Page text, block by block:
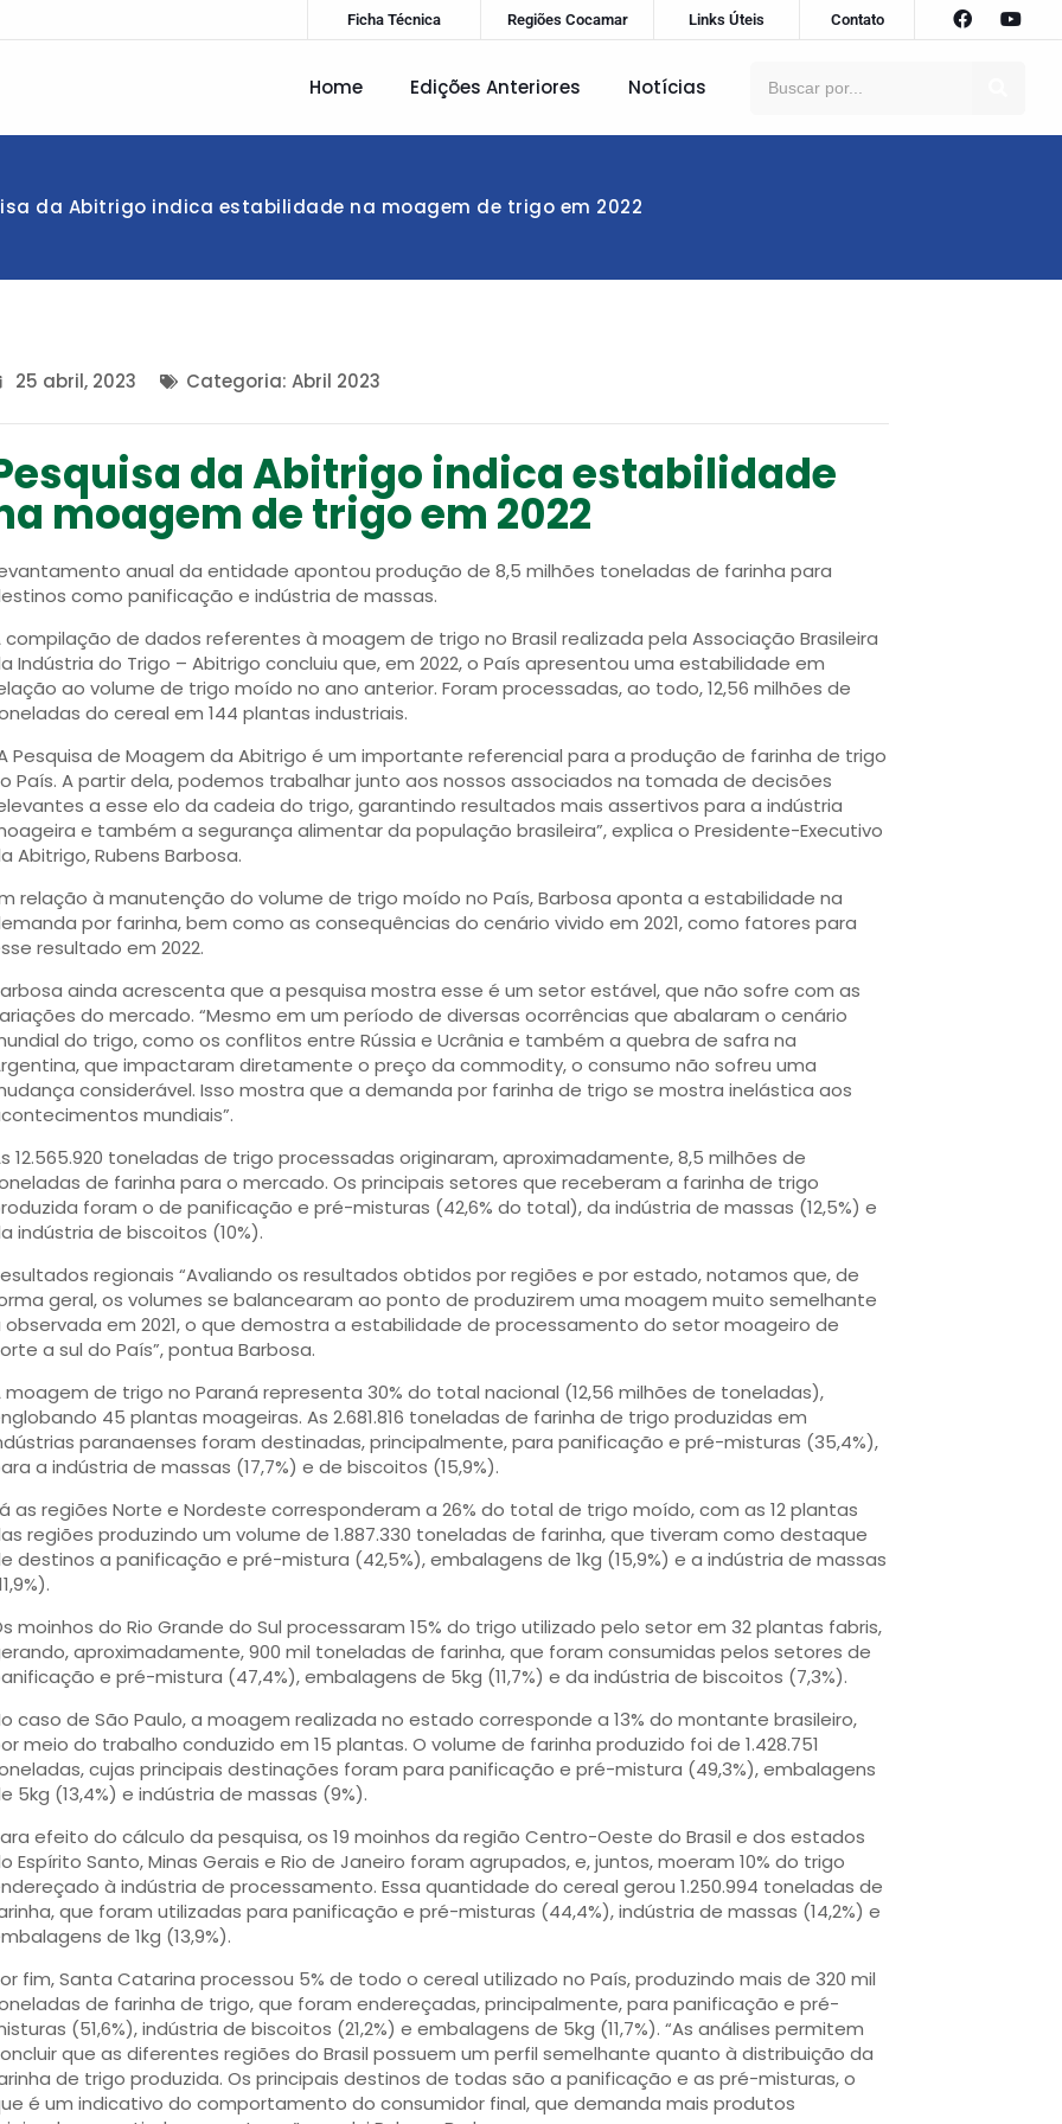
Ficha Técnica Regiões Cocamar Links Úteis Contato
Home Edições Anteriores Notícias
da Abitrigo indica estabilidade na moagem de trigo em 2022
25 abril, 2023 Categoria: Abril 2023
da Abitrigo indica estabilidade
moagem de trigo em 2022
anual da entidade apontou produção de 8,5 milhões toneladas de farinha para
como panificação e indústria de massas.
compilação de dados referentes à moagem de trigo no Brasil realizada pela Associação Brasileira
Indústria do Trigo – Abitrigo concluiu que, em 2022, o País apresentou uma estabilidade em
ao volume de trigo moído no ano anterior. Foram processadas, ao todo, 12,56 milhões de
do cereal em 144 plantas industriais.
Pesquisa de Moagem da Abitrigo é um importante referencial para a produção de farinha de trigo
País. A partir dela, podemos trabalhar junto aos nossos associados na tomada de decisões
a esse elo da cadeia do trigo, garantindo resultados mais assertivos para a indústria
e também a segurança alimentar da população brasileira”, explica o Presidente-Executivo
Abitrigo, Rubens Barbosa.
relação à manutenção do volume de trigo moído no País, Barbosa aponta a estabilidade na
por farinha, bem como as consequências do cenário vivido em 2021, como fatores para
resultado em 2022.
ainda acrescenta que a pesquisa mostra esse é um setor estável, que não sofre com as
do mercado. “Mesmo em um período de diversas ocorrências que abalaram o cenário
do trigo, como os conflitos entre Rússia e Ucrânia e também a quebra de safra na
que impactaram diretamente o preço da commodity, o consumo não sofreu uma
considerável. Isso mostra que a demanda por farinha de trigo se mostra inelástica aos
mundiais”.
12.565.920 toneladas de trigo processadas originaram, aproximadamente, 8,5 milhões de
de farinha para o mercado. Os principais setores que receberam a farinha de trigo
foram o de panificação e pré-misturas (42,6% do total), da indústria de massas (12,5%) e
indústria de biscoitos (10%).
regionais “Avaliando os resultados obtidos por regiões e por estado, notamos que, de
geral, os volumes se balancearam ao ponto de produzirem uma moagem muito semelhante
observada em 2021, o que demostra a estabilidade de processamento do setor moageiro de
a sul do País”, pontua Barbosa.
moagem de trigo no Paraná representa 30% do total nacional (12,56 milhões de toneladas),
45 plantas moageiras. As 2.681.816 toneladas de farinha de trigo produzidas em
paranaenses foram destinadas, principalmente, para panificação e pré-misturas (35,4%),
a indústria de massas (17,7%) e de biscoitos (15,9%).
as regiões Norte e Nordeste corresponderam a 26% do total de trigo moído, com as 12 plantas
regiões produzindo um volume de 1.887.330 toneladas de farinha, que tiveram como destaque
destinos a panificação e pré-mistura (42,5%), embalagens de 1kg (15,9%) e a indústria de massas
moinhos do Rio Grande do Sul processaram 15% do trigo utilizado pelo setor em 32 plantas fabris,
aproximadamente, 900 mil toneladas de farinha, que foram consumidas pelos setores de
e pré-mistura (47,4%), embalagens de 5kg (11,7%) e da indústria de biscoitos (7,3%).
caso de São Paulo, a moagem realizada no estado corresponde a 13% do montante brasileiro,
meio do trabalho conduzido em 15 plantas. O volume de farinha produzido foi de 1.428.751
cujas principais destinações foram para panificação e pré-mistura (49,3%), embalagens
5kg (13,4%) e indústria de massas (9%).
efeito do cálculo da pesquisa, os 19 moinhos da região Centro-Oeste do Brasil e dos estados
Espírito Santo, Minas Gerais e Rio de Janeiro foram agrupados, e, juntos, moeram 10% do trigo
à indústria de processamento. Essa quantidade do cereal gerou 1.250.994 toneladas de
que foram utilizadas para panificação e pré-misturas (44,4%), indústria de massas (14,2%) e
de 1kg (13,9%).
fim, Santa Catarina processou 5% de todo o cereal utilizado no País, produzindo mais de 320 mil
de farinha de trigo, que foram endereçadas, principalmente, para panificação e pré-
(51,6%), indústria de biscoitos (21,2%) e embalagens de 5kg (11,7%). “As análises permitem
que as diferentes regiões do Brasil possuem um perfil semelhante quanto à distribuição da
de trigo produzida. Os principais destinos de todas são a panificação e as pré-misturas, o
é um indicativo do comportamento do consumidor final, que demanda mais produtos